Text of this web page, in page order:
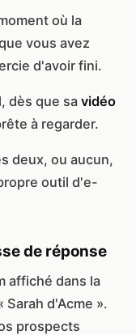
où la
vous avez
d'avoir fini.
dès que sa vidéo
à regarder.
deux, ou aucun,
outil d'e-
de réponse
affiché dans la
d'Acme ».
prospects